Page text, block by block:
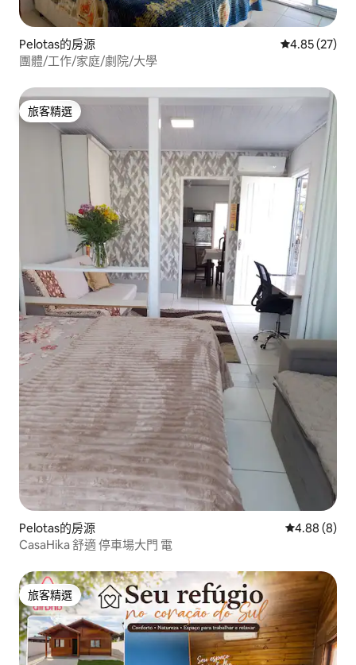
Pelotas的房源 從 27 則評價
4.85 (27)
團體/工作/家庭/劇院/大學
旅客精選
旅客精選
Pelotas的房源 從 8 則評價
4.88 (8)
CasaHika 舒適 停車場大門 電
旅客精選
旅客精選